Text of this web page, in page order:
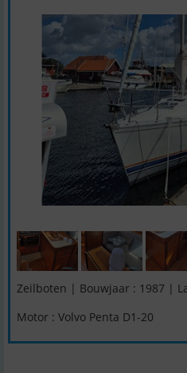
Zeilboten | Bouwjaar : 1987 |
Motor : Volvo Penta D1-20